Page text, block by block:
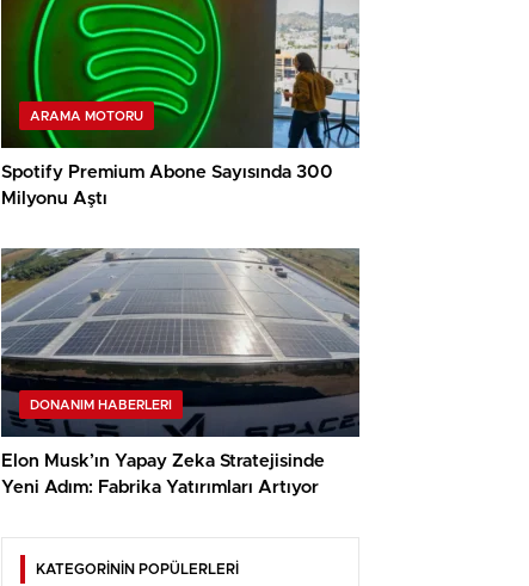
ARAMA MOTORU
Spotify Premium Abone Sayısında 300
Milyonu Aştı
DONANIM HABERLERI
Elon Musk’ın Yapay Zeka Stratejisinde
Yeni Adım: Fabrika Yatırımları Artıyor
KATEGORİNİN POPÜLERLERİ